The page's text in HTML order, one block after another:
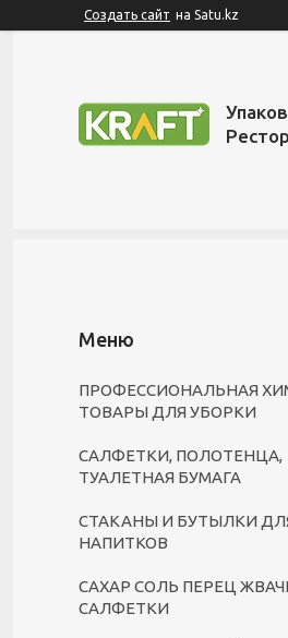
Создать сайт на Satu.kz
ПРОФЕССИОНАЛЬНАЯ
ТОВАРЫ ДЛЯ УБОРКИ
САЛФЕТКИ, ПОЛОТЕНЦА,
ТУАЛЕТНАЯ БУМАГА
СТАКАНЫ И БУТЫЛКИ
НАПИТКОВ
САХАР СОЛЬ ПЕРЕЦ
САЛФЕТКИ